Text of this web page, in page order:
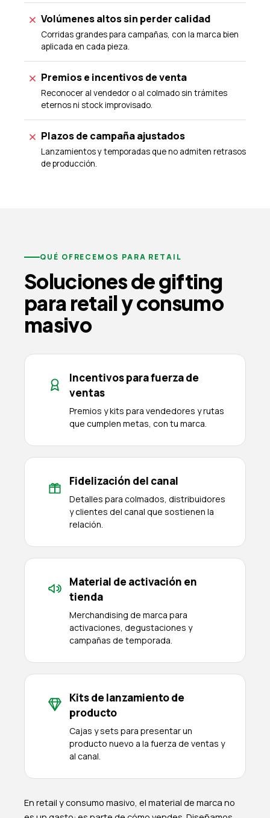
Volúmenes altos sin perder calidad
Corridas grandes para campañas, con la marca bien
aplicada en cada pieza.
Premios e incentivos de venta
Reconocer al vendedor o al colmado sin trámites
eternos ni stock improvisado.
Plazos de campaña ajustados
Lanzamientos y temporadas que no admiten retrasos
de producción.
QUÉ OFRECEMOS PARA RETAIL
Soluciones de gifting
para retail y consumo
masivo
Incentivos para fuerza de
ventas
Premios y kits para vendedores y rutas
que cumplen metas, con tu marca.
Fidelización del canal
Detalles para colmados, distribuidores
y clientes del canal que sostienen la
relación.
Material de activación en
tienda
Merchandising de marca para
activaciones, degustaciones y
campañas de temporada.
Kits de lanzamiento de
producto
Cajas y sets para presentar un
producto nuevo a la fuerza de ventas y
al canal.
En retail y consumo masivo, el material de marca no